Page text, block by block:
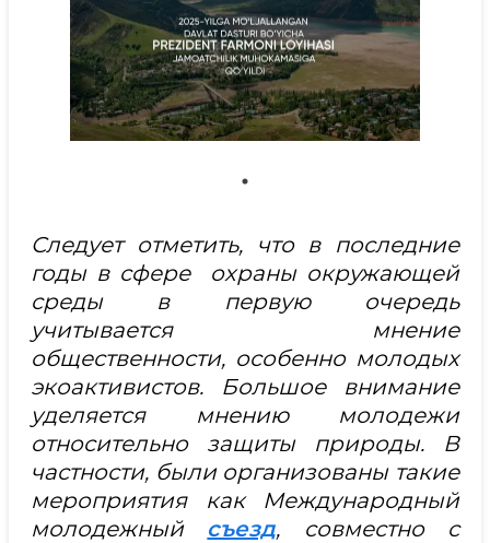
Следует отметить, что в последние
годы в сфере охраны окружающей
среды в первую очередь
учитывается мнение
общественности, особенно молодых
экоактивистов. Большое внимание
уделяется мнению молодежи
относительно защиты природы. В
частности, были организованы такие
мероприятия как Международный
молодежный съезд, совместно с